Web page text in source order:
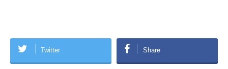
Twitter Share